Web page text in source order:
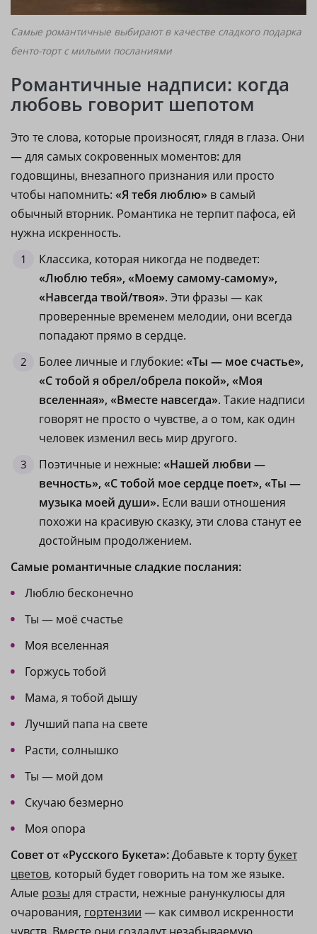
Самые романтичные выбирают в качестве сладкого подарка
бенто-торт с милыми посланиями
Романтичные надписи: когда
любовь говорит шепотом
Это те слова, которые произносят, глядя в глаза. Они
— для самых сокровенных моментов: для
годовщины, внезапного признания или просто
чтобы напомнить: «Я тебя люблю» в самый
обычный вторник. Романтика не терпит пафоса, ей
нужна искренность.
Классика, которая никогда не подведет:
«Люблю тебя», «Моему самому-самому»,
«Навсегда твой/твоя». Эти фразы — как
проверенные временем мелодии, они всегда
попадают прямо в сердце.
Более личные и глубокие: «Ты — мое счастье»,
«С тобой я обрел/обрела покой», «Моя
вселенная», «Вместе навсегда». Такие надписи
говорят не просто о чувстве, а о том, как один
человек изменил весь мир другого.
Поэтичные и нежные: «Нашей любви —
вечность», «С тобой мое сердце поет», «Ты —
музыка моей души». Если ваши отношения
похожи на красивую сказку, эти слова станут ее
достойным продолжением.
Самые романтичные сладкие послания:
Люблю бесконечно
Ты — моё счастье
Моя вселенная
Горжусь тобой
Мама, я тобой дышу
Лучший папа на свете
Расти, солнышко
Ты — мой дом
Скучаю безмерно
Моя опора
Совет от «Русского Букета»:Добавьте к торту букет
цветов, который будет говорить на том же языке.
Алые розы для страсти, нежные ранункулюсы для
очарования, гортензии — как символ искренности